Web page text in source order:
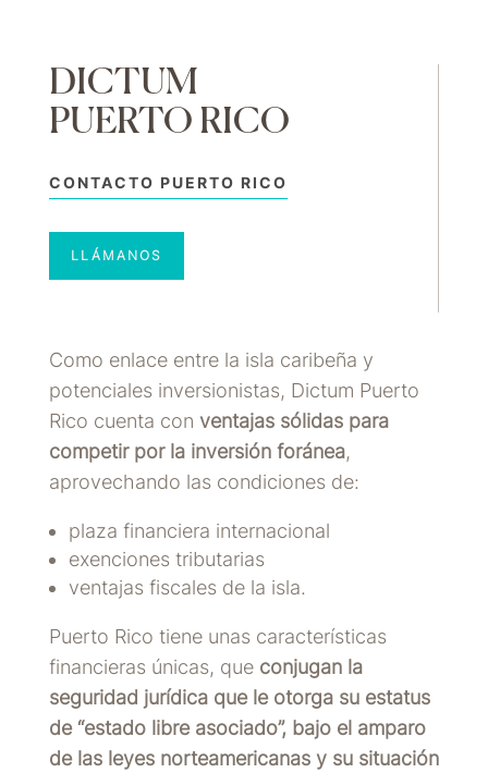
DICTUM
PUERTO RICO
CONTACTO PUERTO RICO
LLÁMANOS
Como enlace entre la isla caribeña y
potenciales inversionistas, Dictum Puerto
Rico cuenta con ventajas sólidas para
competir por la inversión foránea,
aprovechando las condiciones de:
plaza financiera internacional
exenciones tributarias
ventajas fiscales de la isla.
Puerto Rico tiene unas características
financieras únicas, que conjugan la
seguridad jurídica que le otorga su estatus
de “estado libre asociado”, bajo el amparo
de las leyes norteamericanas y su situación